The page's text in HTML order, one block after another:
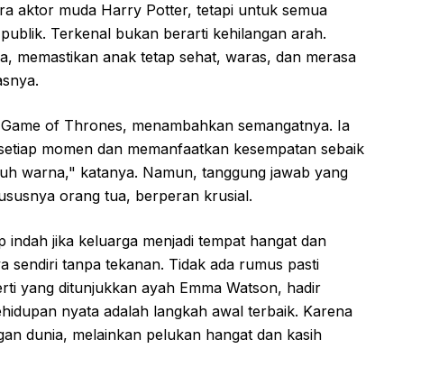
aktor muda Harry Potter, tetapi untuk semua
Terkenal bukan berarti kehilangan arah.
memastikan anak tetap sehat, waras, dan merasa
of Thrones, menambahkan semangatnya. Ia
momen dan memanfaatkan kesempatan sebaik
warna," katanya. Namun, tanggung jawab yang
orang tua, berperan krusial.
jika keluarga menjadi tempat hangat dan
sendiri tanpa tekanan. Tidak ada rumus pasti
yang ditunjukkan ayah Emma Watson, hadir
nyata adalah langkah awal terbaik. Karena
dunia, melainkan pelukan hangat dan kasih